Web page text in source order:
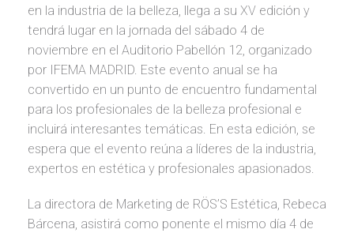
en la industria de la belleza, llega a su XV edición y
tendrá lugar en la jornada del sábado 4 de
noviembre en el Auditorio Pabellón 12, organizado
por IFEMA MADRID. Este evento anual se ha
convertido en un punto de encuentro fundamental
para los profesionales de la belleza profesional e
incluirá interesantes temáticas. En esta edición, se
espera que el evento reúna a líderes de la industria,
expertos en estética y profesionales apasionados.
La directora de Marketing de RÖS’S Estética, Rebeca
Bárcena, asistirá como ponente el mismo día 4 de